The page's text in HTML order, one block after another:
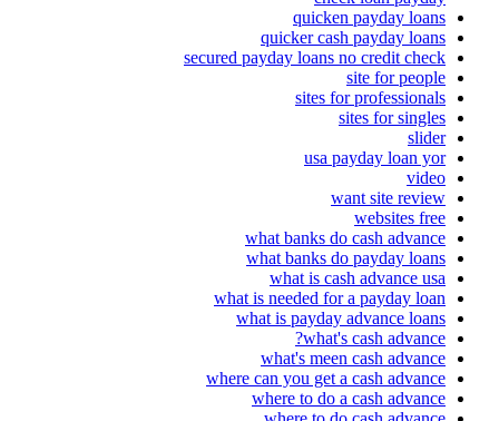
quicken payday loans
quicker cash payday loans
secured payday loans no credit check
site for people
sites for professionals
sites for singles
slider
usa payday loan yor
video
want site review
websites free
what banks do cash advance
what banks do payday loans
what is cash advance usa
what is needed for a payday loan
what is payday advance loans
what's cash advance?
what's meen cash advance
where can you get a cash advance
where to do a cash advance